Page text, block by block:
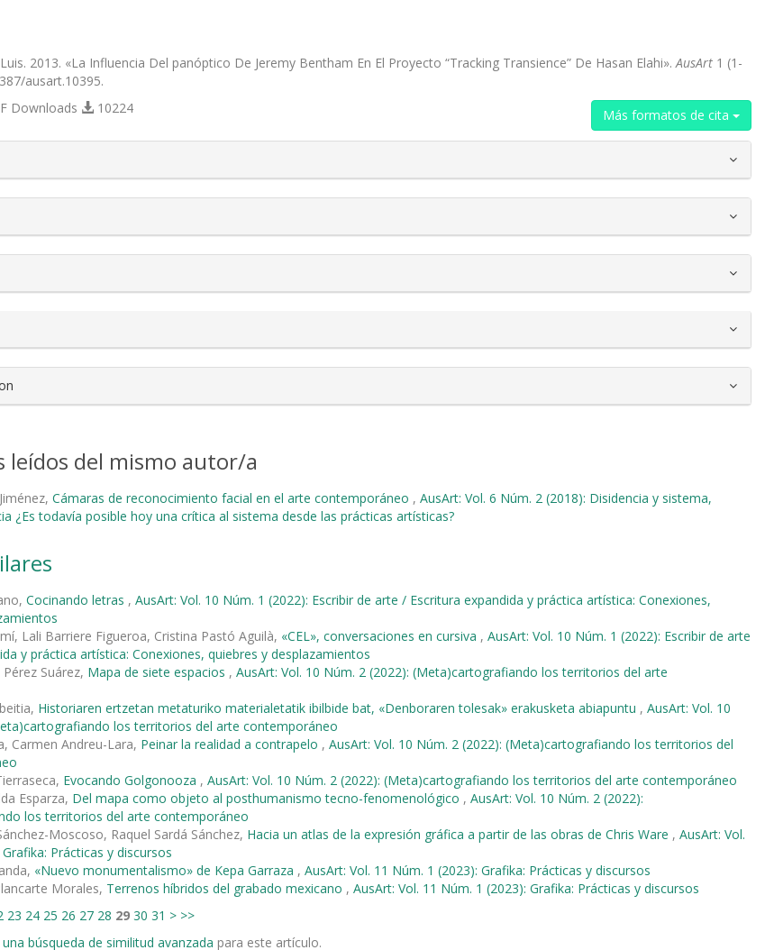
2013. «La Influencia Del panóptico De Jeremy Bentham En El Proyecto “Tracking Transience” De Hasan Elahi».AusArt 1 (1-
ausart.10395.
Más formatos de cita
Downloads 10224
leídos del mismo autor/a
Cámaras de reconocimiento facial en el arte contemporáneo , AusArt: Vol. 6 Núm. 2 (2018): Disidencia y sistema,
¿Es todavía posible hoy una crítica al sistema desde las prácticas artísticas?
Cocinando letras , AusArt: Vol. 10 Núm. 1 (2022): Escribir de arte / Escritura expandida y práctica artística: Conexiones,
Lali Barriere Figueroa, Cristina Pastó Aguilà, «CEL», conversaciones en cursiva , AusArt: Vol. 10 Núm. 1 (2022): Escribir de arte
y práctica artística: Conexiones, quiebres y desplazamientos
Suárez, Mapa de siete espacios , AusArt: Vol. 10 Núm. 2 (2022): (Meta)cartografiando los territorios del arte
Historiaren ertzetan metaturiko materialetatik ibilbide bat, «Denboraren tolesak» erakusketa abiapuntu , AusArt: Vol. 10
los territorios del arte contemporáneo
Carmen Andreu-Lara, Peinar la realidad a contrapelo , AusArt: Vol. 10 Núm. 2 (2022): (Meta)cartografiando los territorios del
Evocando Golgonooza , AusArt: Vol. 10 Núm. 2 (2022): (Meta)cartografiando los territorios del arte contemporáneo
Esparza, Del mapa como objeto al posthumanismo tecno-fenomenológico , AusArt: Vol. 10 Núm. 2 (2022):
los territorios del arte contemporáneo
Moscoso, Raquel Sardá Sánchez, Hacia un atlas de la expresión gráfica a partir de las obras de Chris Ware , AusArt: Vol.
Prácticas y discursos
«Nuevo monumentalismo» de Kepa Garraza , AusArt: Vol. 11 Núm. 1 (2023): Grafika: Prácticas y discursos
Morales, Terrenos híbridos del grabado mexicano , AusArt: Vol. 11 Núm. 1 (2023): Grafika: Prácticas y discursos
23 24 25 26 27 28 29 30 31 > >>
una búsqueda de similitud avanzada para este artículo.